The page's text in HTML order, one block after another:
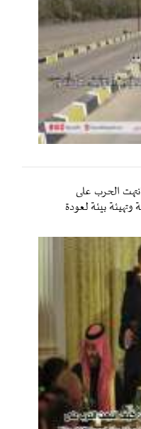
الحرب على
وتهيئة بيئة لعودة